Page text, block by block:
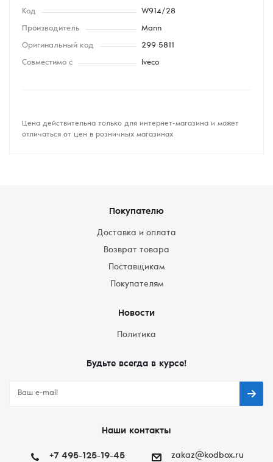
Код W914/28
Производитель Mann
Оригинальный код 299 5811
Совместимо с Iveco
Цена действительна только для интернет-магазина и может
отличаться от цен в розничных магазинах
Покупателю
Доставка и оплата
Возврат товара
Поставщикам
Покупателям
Новости
Политика
Будьте всегда в курсе!
Наши контакты
+7 495-125-19-45 zakaz@kodbox.ru